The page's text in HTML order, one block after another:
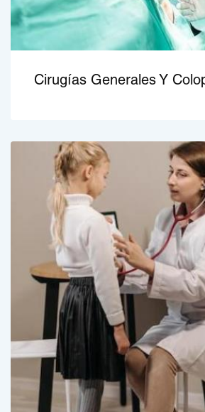
Cirugías Generales Y